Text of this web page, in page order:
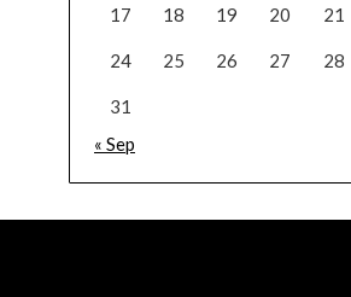
17 18 19 20 21
24 25 26 27 28
31
« Sep